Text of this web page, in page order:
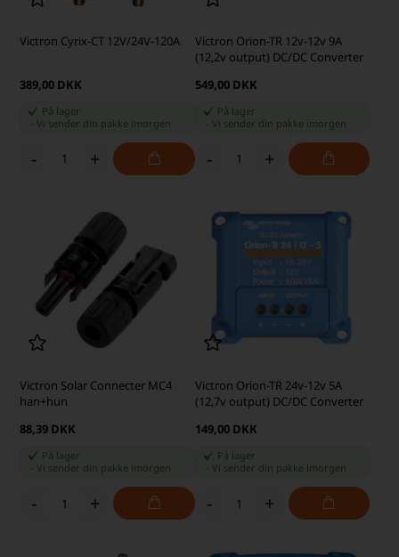
Victron Cyrix-CT 12V/24V-120A
389,00 DKK
På lager
-Vi sender din pakke imorgen
- +
Victron Orion-TR 12v-12v 9A
(12,2v output) DC/DC Converter
549,00 DKK
På lager
Vi sender din pakke imorgen
- +
Victron Solar Connecter MC4
han+hun
88,39 DKK
På lager
-Vi sender din pakke imorgen
- +
Victron Orion-TR 24v-12v 5A
(12,7v output) DC/DC Converter
149,00 DKK
På lager
Vi sender din pakke imorgen
- +